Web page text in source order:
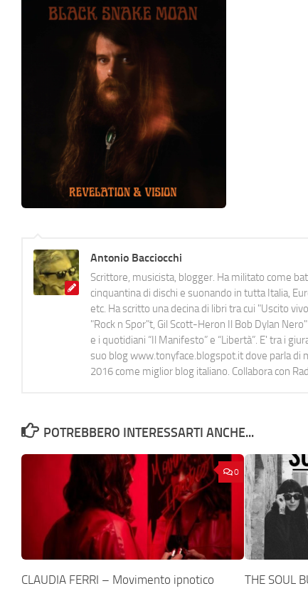
Antonio Bacciocchi
Scrittore, musicista, blogger. Ha militato come
cinquantina di dischi e suonando in tutta Italia,
etc. Ha scritto una decina di libri tra cui "Uscito
"Rock n Spor"t, Gil Scott-Heron Il Bob Dylan
e i quotidiani “Il Manifesto” e “Libertà”. E' tra i
suo blog www.tonyface.blogspot.it dove parla di
2016 come miglior blog italiano. Collabora con
POTREBBERO INTERESSARTI ANCHE...
0
CLAUDIA FERRI – Movimento ipnotico THE SOUL